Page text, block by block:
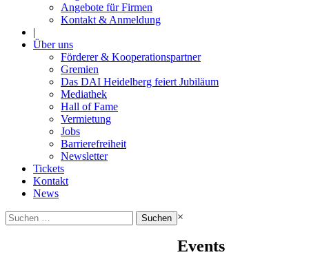
Angebote für Firmen
Kontakt & Anmeldung
|
Über uns
Förderer & Kooperationspartner
Gremien
Das DAI Heidelberg feiert Jubiläum
Mediathek
Hall of Fame
Vermietung
Jobs
Barrierefreiheit
Newsletter
Tickets
Kontakt
News
Suchen
nach:
×
Events